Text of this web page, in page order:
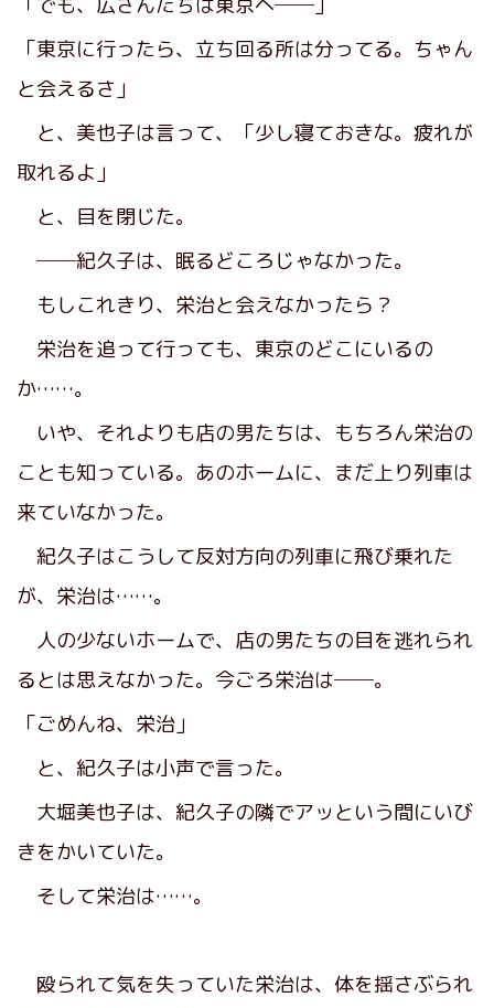
「東京に行ったら、立ち回る所は分ってる。ちゃん
と会えるさ」
と、美也子は言って、「少し寝ておきな。疲れが
取れるよ」
と、目を閉じた。
──紀久子は、眠るどころじゃなかった。
もしこれきり、栄治と会えなかったら？
栄治を追って行っても、東京のどこにいるの
か……。
いや、それよりも店の男たちは、もちろん栄治の
ことも知っている。あのホームに、まだ上り列車は
来ていなかった。
紀久子はこうして反対方向の列車に飛び乗れた
が、栄治は……。
人の少ないホームで、店の男たちの目を逃れられ
るとは思えなかった。今ごろ栄治は──。
「ごめんね、栄治」
と、紀久子は小声で言った。
大堀美也子は、紀久子の隣でアッという間にいび
きをかいていた。
そして栄治は……。
殴られて気を失っていた栄治は、体を揺さぶられ